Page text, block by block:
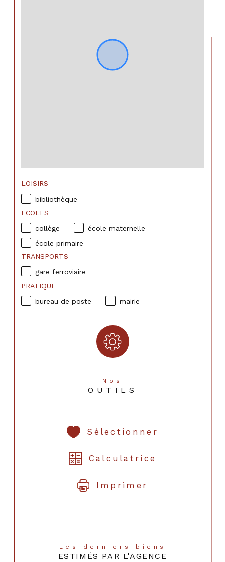
Nos
OUTILS
Sélectionner
Calculatrice
Imprimer
LOISIRS
bibliothèque
ECOLES
collège
école maternelle
école primaire
TRANSPORTS
gare ferroviaire
PRATIQUE
bureau de poste
mairie
Les derniers biens
ESTIMÉS PAR L'AGENCE